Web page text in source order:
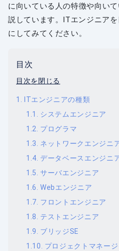
に向いている人の特徴や向い
説しています。ITエンジニア
にしてみてください。
目次
目次を閉じる
ITエンジニアの種類
システムエンジニア
プログラマ
ネットワークエンジニ
データベースエンジニ
サーバエンジニア
Webエンジニア
フロントエンジニア
テストエンジニア
ブリッジSE
プロジェクトマネージ